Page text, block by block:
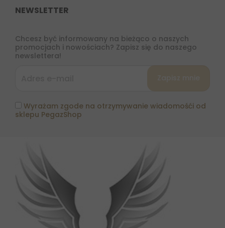
NEWSLETTER
Chcesz być informowany na bieżąco o naszych
promocjach i nowościach? Zapisz się do naszego
newslettera!
Wyrażam zgode na otrzymywanie wiadomośći od
sklepu PegazShop